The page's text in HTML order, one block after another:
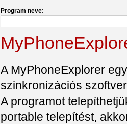
Program neve:
A MyPhoneExplorer
szinkronizációs
A programot
portable telepítést,